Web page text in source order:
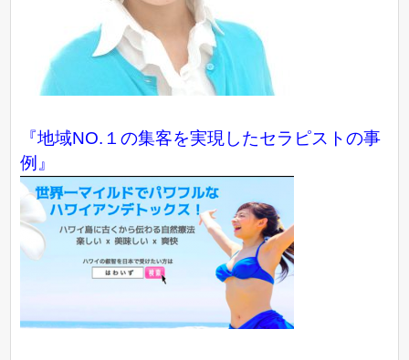
『地域NO.１の集客を実現したセラピストの事
例』